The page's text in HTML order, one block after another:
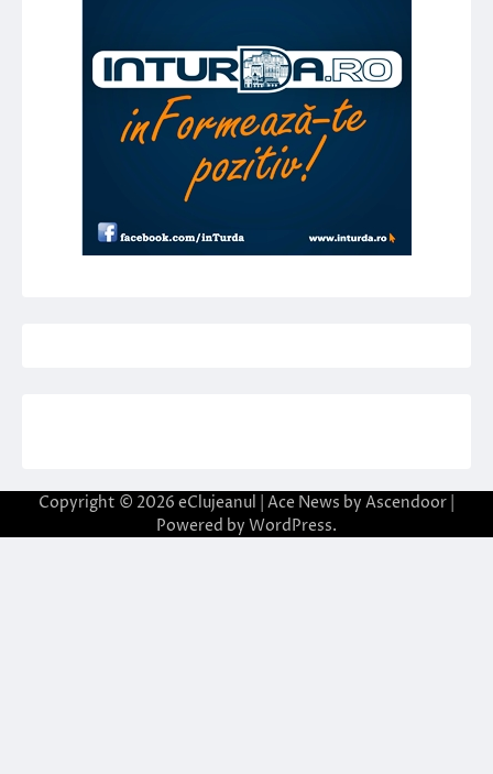
Copyright © 2026 eClujeanul | Ace News by Ascendoor
Powered by WordPress.